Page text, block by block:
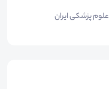
پزشکی ایران